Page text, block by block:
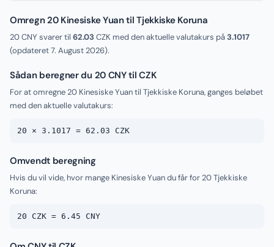
Omregn 20 Kinesiske Yuan til Tjekkiske Koruna
20 CNY svarer til 62.03 CZK med den aktuelle valutakurs på3.1017
(opdateret7. August 2026).
Sådan beregner du 20 CNY til CZK
For at omregne 20 Kinesiske Yuan til Tjekkiske Koruna, ganges beløbet
med den aktuelle valutakurs:
20 × 3.1017 = 62.03 CZK
Omvendt beregning
Hvis du vil vide, hvor mange Kinesiske Yuan du får for 20 Tjekkiske
Koruna:
20 CZK = 6.45 CNY